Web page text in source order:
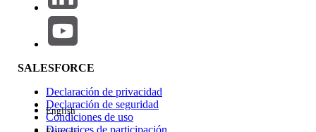
Repercusión de función
SALESFORCE
Declaración de privacidad
Declaración de seguridad
Condiciones de uso
Directrices de participación
English